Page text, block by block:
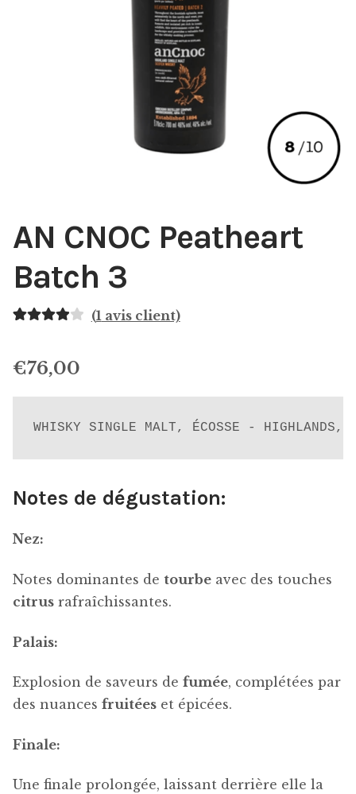
AN CNOC Peatheart
Batch 3
sur
(1 avis client)
€76,00
WHISKY SINGLE MALT, ÉCOSSE -
Notes de dégustation:
Nez:
Notes dominantes de tourbe avec des touches
citrus rafraîchissantes.
Palais:
Explosion de saveurs de fumée, complétées par
des nuances fruitées et épicées.
Finale:
Une finale prolongée, laissant derrière elle la